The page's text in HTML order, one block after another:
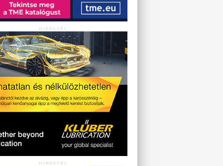
HIRDETÉS
HIRDETÉS